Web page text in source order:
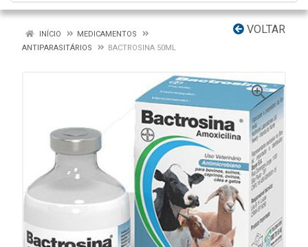
VOLTAR
INÍCIO
MEDICAMENTOS
ANTIPARASITÁRIOS
BACTROSINA 50ML